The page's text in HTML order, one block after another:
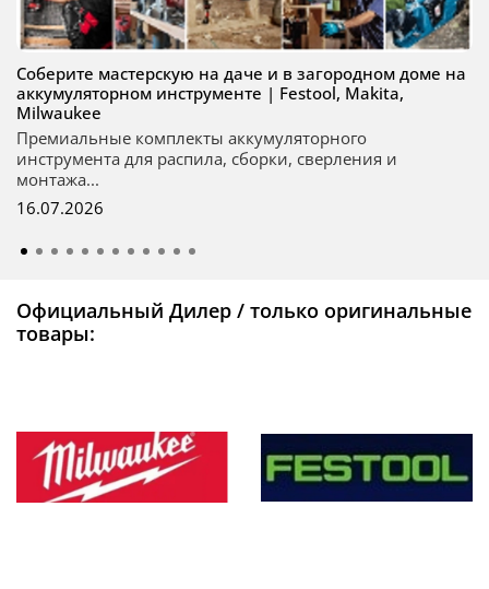
Соберите мастерскую на даче и в загородном доме на
аккумуляторном инструменте | Festool, Makita,
Milwaukee
Премиальные комплекты аккумуляторного
инструмента для распила, сборки, сверления и
монтажа...
16.07.2026
Официальный Дилер / только оригинальные
товары: